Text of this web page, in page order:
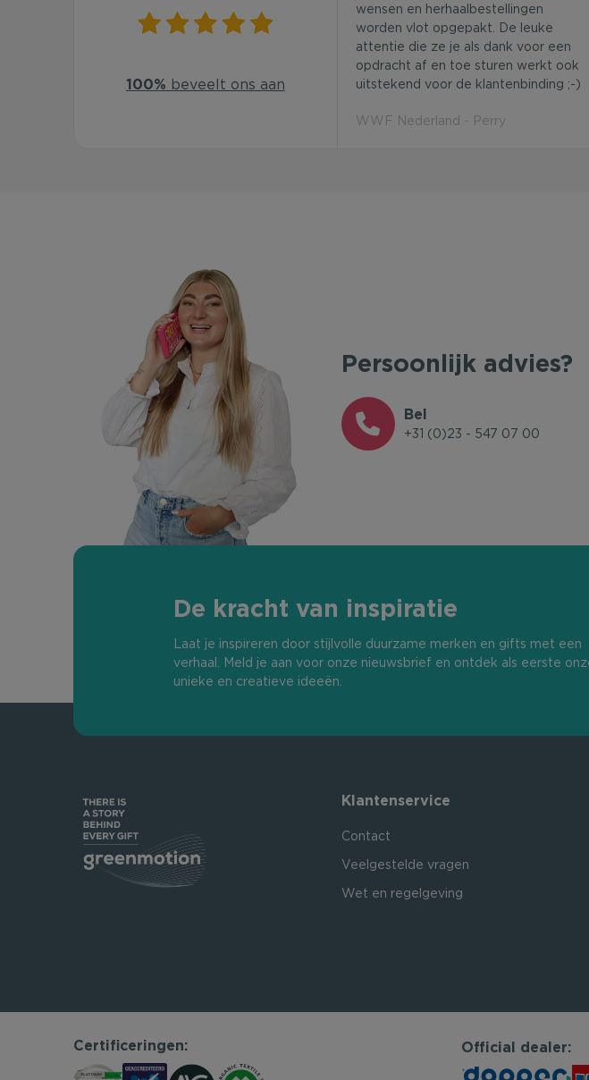
100% beveelt ons aan
wensen en herhaalbestellingen
worden vlot opgepakt. De leuke
attentie die ze je als dank voor een
opdracht af en toe sturen werkt ook
uitstekend voor de klantenbinding ;-)
WWF Nederland - Perry
Persoonlijk advies?
Bel
+31 (0)23 - 547 07 00
De kracht van inspiratie
Laat je inspireren door stijlvolle duurzame merken en gifts met een
verhaal. Meld je aan voor onze nieuwsbrief en ontdek als eerste
unieke en creatieve ideeën.
Klantenservice
Contact
Veelgestelde vragen
Wet en regelgeving
Certificeringen: Official dealer: